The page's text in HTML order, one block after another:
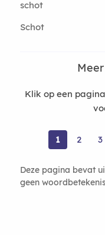
schot
Schot
Klik op een
1 2 3
Deze pagina bevat
geen